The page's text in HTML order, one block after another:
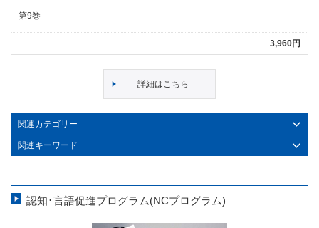
第9巻
3,960円
詳細はこちら
関連カテゴリー
関連キーワード
認知･言語促進プログラム(NCプログラム)